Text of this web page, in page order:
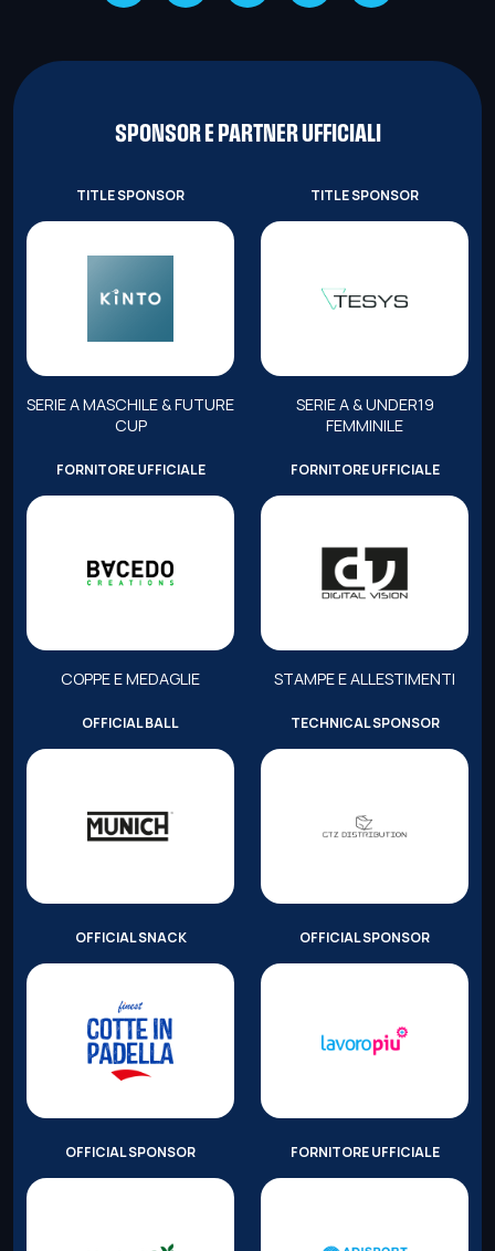
SPONSOR E PARTNER UFFICIALI
TITLE SPONSOR
SERIE A MASCHILE & FUTURE
CUP
TITLE SPONSOR
SERIE A & UNDER19
FEMMINILE
FORNITORE UFFICIALE
COPPE E MEDAGLIE
FORNITORE UFFICIALE
STAMPE E ALLESTIMENTI
OFFICIAL BALL TECHNICAL SPONSOR
OFFICIAL SNACK OFFICIAL SPONSOR
OFFICIAL SPONSOR FORNITORE UFFICIALE